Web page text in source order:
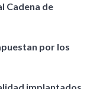
Cadena de
por los